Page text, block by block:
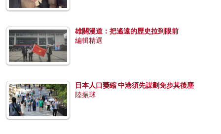
雄關漫道：把遙遠的歷史拉到眼前
編輯精選
日本人口萎縮 中港須先謀劃免步其後塵
陸振球